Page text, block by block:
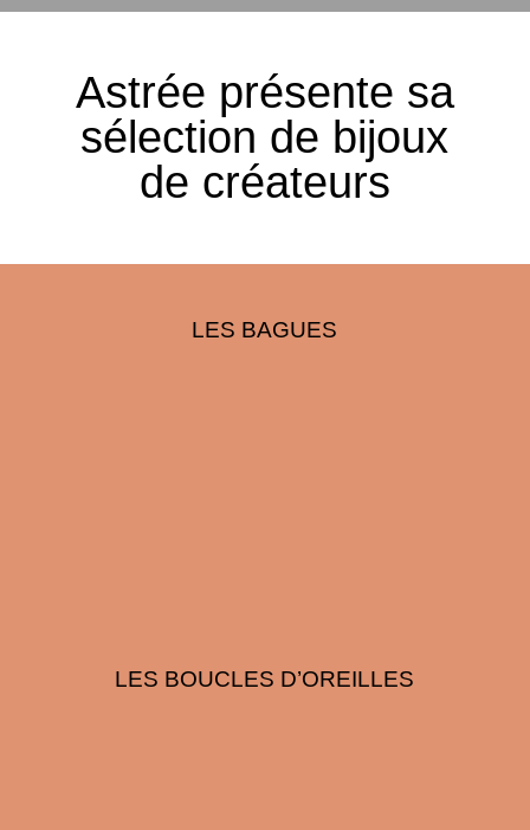
Astrée présente sa
sélection de bijoux
de créateurs
LES BAGUES
LES BOUCLES D’OREILLES